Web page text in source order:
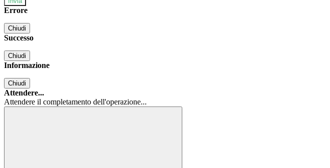
Errore
Chiudi
Successo
Chiudi
Informazione
Chiudi
Attendere...
Attendere il completamento dell'operazione...